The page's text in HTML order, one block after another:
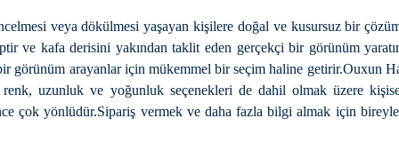
veya dökülmesi yaşayan kişilere doğal ve kusursuz bir
ve kafa derisini yakından taklit eden gerçekçi bir görünüm
görünüm arayanlar için mükemmel bir seçim haline getirir.Ouxun
uzunluk ve yoğunluk seçenekleri de dahil olmak üzere
çok yönlüdür.Sipariş vermek ve daha fazla bilgi almak için